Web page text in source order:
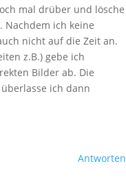
mal drüber und lösche
ich keine
nicht auf die Zeit an.
z.B.) gebe ich
Bilder ab. Die
ich dann
Antworten